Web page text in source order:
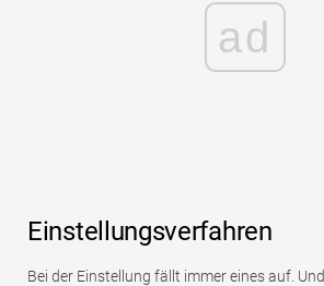
ad
Einstellungsverfahren
Bei der Einstellung fällt immer eines auf.